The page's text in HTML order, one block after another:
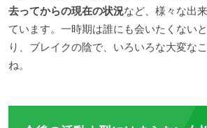
去ってからの現在の状況など、様々な出
ています。一時期は誰にも会いたくない
り、ブレイクの陰で、いろいろな大変な
ね。